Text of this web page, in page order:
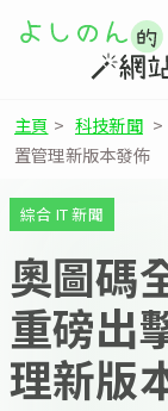
主頁 > 科技新聞 >
置管理新版本發佈
綜合 IT 新聞
奧圖碼
重磅出
理新版